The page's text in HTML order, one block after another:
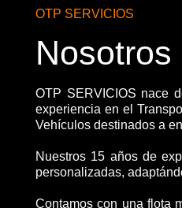
OTP SERVICIOS
Nosotros
OTP SERVICIOS nace
experiencia en el
Vehículos destinados a
Nuestros 15 años de
personalizadas,
Contamos con una flota